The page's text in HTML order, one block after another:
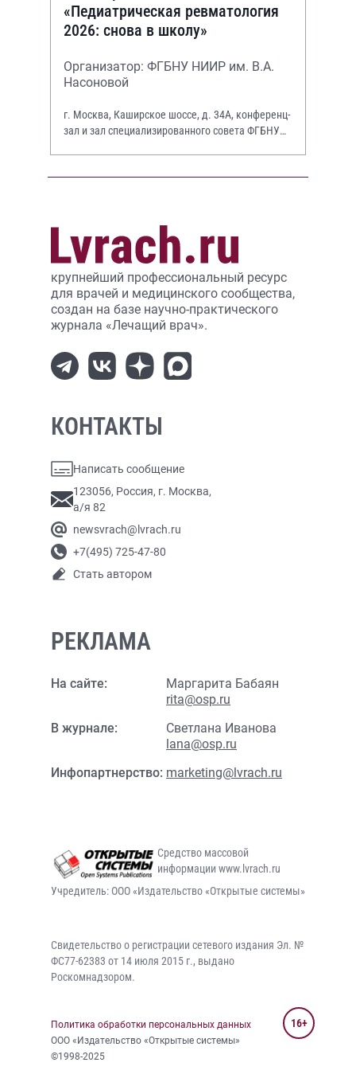
«Педиатрическая ревматология
2026: снова в школу»
Организатор: ФГБНУ НИИР им. В.А.
Насоновой
г. Москва, Каширское шоссе, д. 34А, конференц-
зал и зал специализированного совета ФГБНУ
крупнейший профессиональный ресурс
для врачей и медицинского сообщества,
создан на базе научно-практического
журнала «Лечащий врач».
КОНТАКТЫ
Написать сообщение
123056, Россия, г. Москва,
а/я 82
newsvrach@lvrach.ru
+7(495) 725-47-80
Стать автором
РЕКЛАМА
На сайте:
Маргарита Бабаян
rita@osp.ru
В журнале:
Светлана Иванова
lana@osp.ru
Инфопартнерство: marketing@lvrach.ru
Средство массовой
информации www.lvrach.ru
Учредитель: ООО «Издательство «Открытые системы»
Свидетельство о регистрации сетевого издания Эл. №
ФС77-62383 от 14 июля 2015 г., выдано
Роскомнадзором.
Политика обработки персональных данных
ООО «Издательство «Открытые системы»
©1998-2025
16+